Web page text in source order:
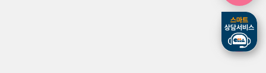
예약
상담